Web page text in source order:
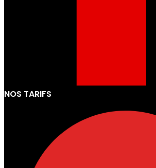
NOS TARIFS